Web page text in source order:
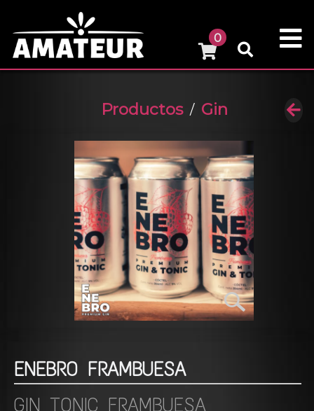
0
Productos/ Gin
ENEBRO FRAMBUESA
GIN TONIC FRAMBUESA